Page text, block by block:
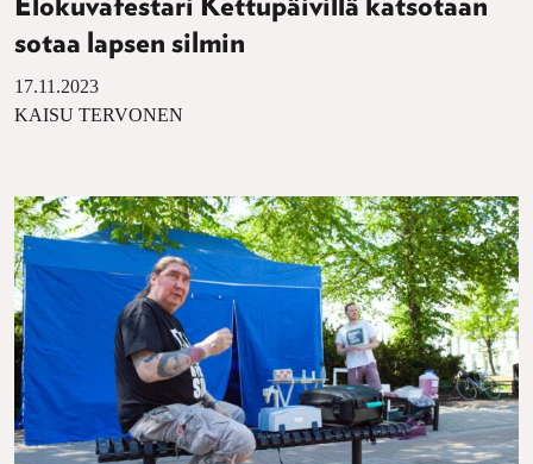
Elokuvafestari Kettupäivillä katsotaan
sotaa lapsen silmin
17.11.2023
KAISU TERVONEN